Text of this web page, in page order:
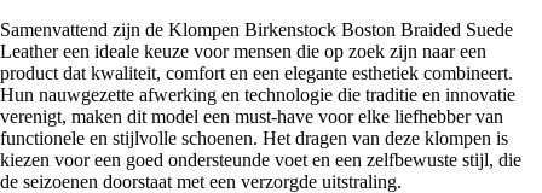
Samenvattend zijn de Klompen Birkenstock Boston Braided Suede
Leather een ideale keuze voor mensen die op zoek zijn naar een
product dat kwaliteit, comfort en een elegante esthetiek combineert.
Hun nauwgezette afwerking en technologie die traditie en innovatie
verenigt, maken dit model een must-have voor elke liefhebber van
functionele en stijlvolle schoenen. Het dragen van deze klompen is
kiezen voor een goed ondersteunde voet en een zelfbewuste stijl, die
de seizoenen doorstaat met een verzorgde uitstraling.